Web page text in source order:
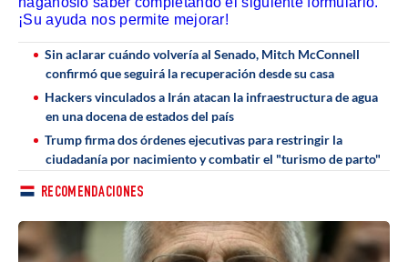
¡Su ayuda nos permite mejorar!
Sin aclarar cuándo volvería al Senado, Mitch McConnell
confirmó que seguirá la recuperación desde su casa
Hackers vinculados a Irán atacan la infraestructura de agua
en una docena de estados del país
Trump firma dos órdenes ejecutivas para restringir la
ciudadanía por nacimiento y combatir el "turismo de parto"
RECOMENDACIONES